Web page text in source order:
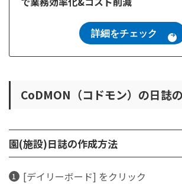
詳細をチェック
CoDMON（コドモン）の日誌
園(施設)日誌の作成方法
[デイリーボード] をクリック